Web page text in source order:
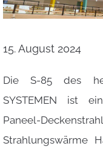
15. August 2024
Die S-85 des
SYSTEMEN ist
Paneel-
Strahlungswärme